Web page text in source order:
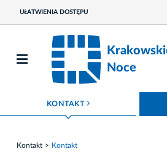
UŁATWIENIA DOSTĘPU
Noce
KONTAKTROZWIŃ MENU
Kontakt Kontakt